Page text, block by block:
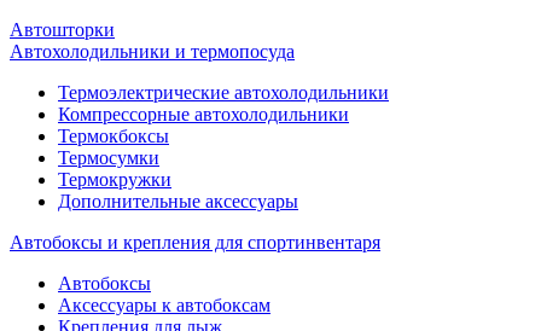
Автошторки
Автохолодильники и термопосуда
Термоэлектрические автохолодильники
Компрессорные автохолодильники
Термокбоксы
Термосумки
Термокружки
Дополнительные аксессуары
Автобоксы и крепления для спортинвентаря
Автобоксы
Аксессуары к автобоксам
Крепления для лыж